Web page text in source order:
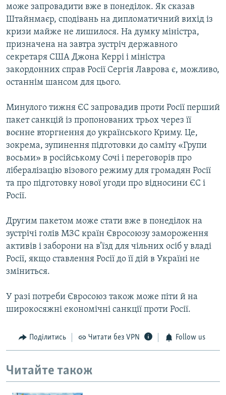
може запровадити вже в понеділок. Як сказав
Штайнмаєр, сподівань на дипломатичний вихід із
кризи майже не лишилося. На думку міністра,
призначена на завтра зустріч державного
секретаря США Джона Керрі і міністра
закордонних справ Росії Сергія Лаврова є, можливо,
останнім шансом для цього.
Минулого тижня ЄС запровадив проти Росії перший
пакет санкцій із пропонованих трьох через її
воєнне вторгнення до українського Криму. Це,
зокрема, зупинення підготовки до саміту «Групи
восьми» в російському Сочі і переговорів про
лібералізацію візового режиму для громадян Росії
та про підготовку нової угоди про відносини ЄС і
Росії.
Другим пакетом може стати вже в понеділок на
зустрічі голів МЗС країн Євросоюзу замороження
активів і заборони на в’їзд для чільних осіб у владі
Росії, якщо ставлення Росії до її дій в Україні не
зміниться.
У разі потреби Євросоюз також може піти й на
широкосяжні економічні санкції проти Росії.
Поділитись Читати без VPN Follow us
Читайте також